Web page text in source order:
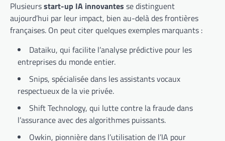
Plusieursstart-up IA innovantes se distinguent
aujourd’hui par leur impact, bien au-delà des frontières
françaises. On peut citer quelques exemples marquants :
Dataiku, qui facilite l’analyse prédictive pour les
entreprises du monde entier.
Snips, spécialisée dans les assistants vocaux
respectueux de la vie privée.
Shift Technology, qui lutte contre la fraude dans
l’assurance avec des algorithmes puissants.
Owkin, pionnière dans l’utilisation de l’IA pour